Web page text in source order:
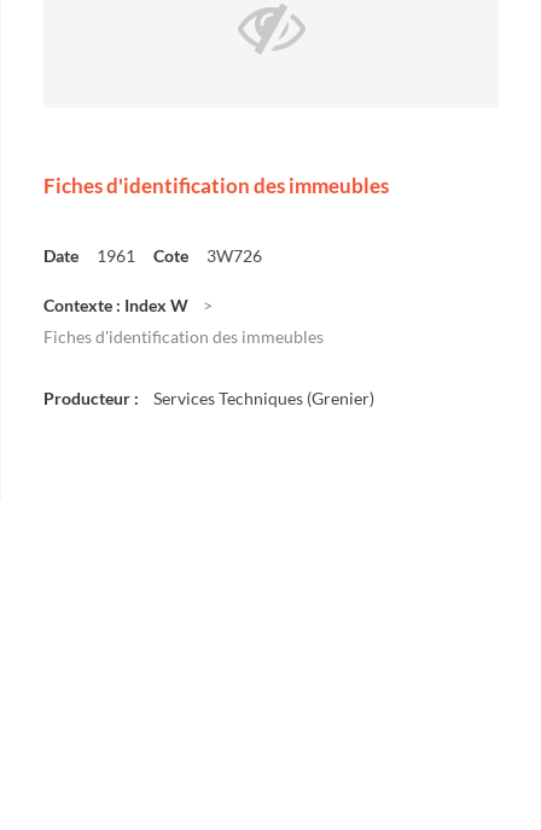
Fiches d'identification des immeubles
Date 1961 Cote 3W726
Contexte : Index W
Fiches d'identification des immeubles
Producteur : Services Techniques (Grenier)